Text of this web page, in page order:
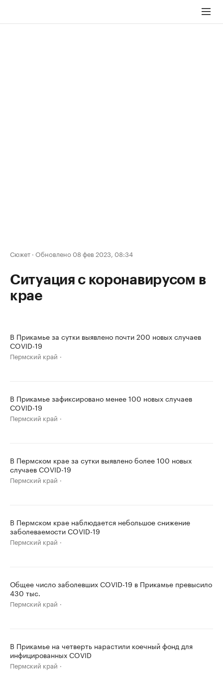
Сюжет · Обновлено 08 фев 2023, 08:34
Ситуация с коронавирусом в
крае
В Прикамье за сутки выявлено почти 200 новых случаев
COVID-19
Пермский край
В Прикамье зафиксировано менее 100 новых случаев
COVID-19
Пермский край
В Пермском крае за сутки выявлено более 100 новых
случаев COVID-19
Пермский край
В Пермском крае наблюдается небольшое снижение
заболеваемости COVID-19
Пермский край
Общее число заболевших COVID-19 в Прикамье превысило
430 тыс.
Пермский край
В Прикамье на четверть нарастили коечный фонд для
инфицированных COVID
Пермский край